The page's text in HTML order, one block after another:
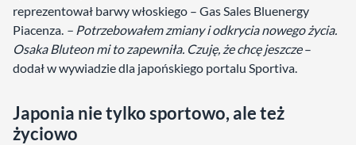
reprezentował barwy włoskiego – Gas Sales Bluenergy
Piacenza. – Potrzebowałem zmiany i odkrycia nowego życia.
Osaka Bluteon mi to zapewniła. Czuję, że chcę jeszcze–
dodał w wywiadzie dla japońskiego portalu Sportiva.
Japonia nie tylko sportowo, ale też
życiowo